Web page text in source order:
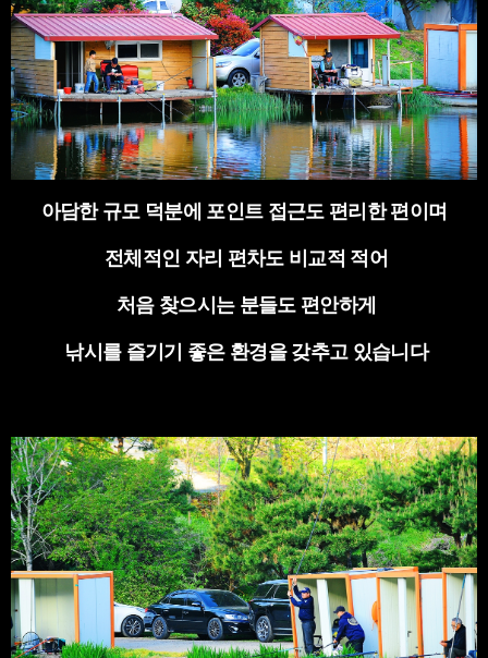
아담한 규모 덕분에 포인트 접근도 편리한 편이며
전체적인 자리 편차도 비교적 적어
처음 찾으시는 분들도 편안하게
낚시를 즐기기 좋은 환경을 갖추고 있습니다